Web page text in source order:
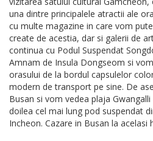
una dintre principalele atractii ale
cu multe magazine in care vom
create de acestia, dar si galerii de
continua cu Podul Suspendat
Amnam de Insula Dongseom si
orasului de la bordul capsulelor
modern de transport pe sine. De
Busan si vom vedea plaja
doilea cel mai lung pod suspendat
Incheon. Cazare in Busan la acelasi